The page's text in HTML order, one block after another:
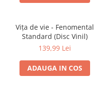
Vița de vie - Fenomental
Standard (Disc Vinil)
139,99 Lei
ADAUGA IN COS